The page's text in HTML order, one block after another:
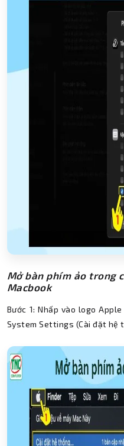
Mở bàn phím ảo trong
Macbook
Bước 1: Nhấp vào logo
System Settings (Cài đặt hệ